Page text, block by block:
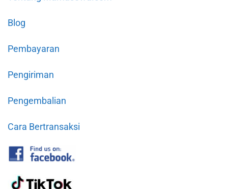
Blog
Pembayaran
Pengiriman
Pengembalian
Cara Bertransaksi